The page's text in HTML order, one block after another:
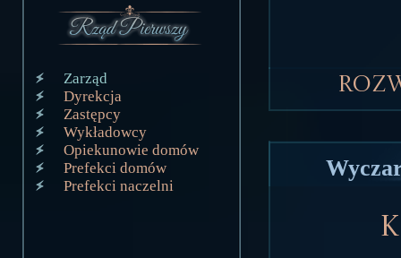
Zarząd
Dyrekcja
Zastępcy
Wykładowcy
Opiekunowie domów
Prefekci domów
Prefekci naczelni